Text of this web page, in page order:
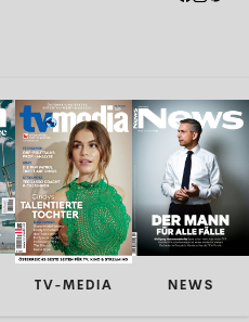
TV-MEDIA NEWS